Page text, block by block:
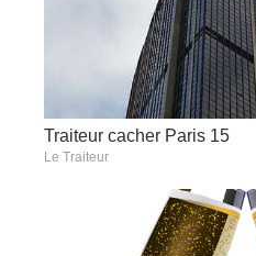
Traiteur cacher Paris 15
Le Traiteur